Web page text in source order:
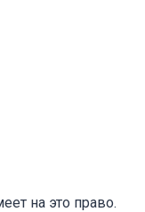
на это право.